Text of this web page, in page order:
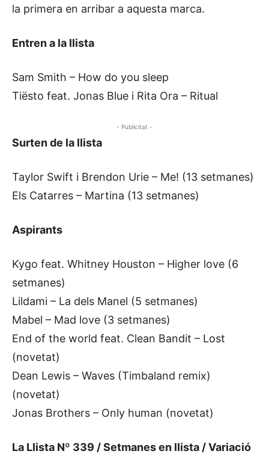
la primera en arribar a aquesta marca.
Entren a la llista
Sam Smith – How do you sleep
Tiësto feat. Jonas Blue i Rita Ora – Ritual
- Publicitat -
Surten de la llista
Taylor Swift i Brendon Urie – Me! (13 setmanes)
Els Catarres – Martina (13 setmanes)
Aspirants
Kygo feat. Whitney Houston – Higher love (6
setmanes)
Lildami – La dels Manel (5 setmanes)
Mabel – Mad love (3 setmanes)
End of the world feat. Clean Bandit – Lost
(novetat)
Dean Lewis – Waves (Timbaland remix)
(novetat)
Jonas Brothers – Only human (novetat)
La Llista Nº 339 / Setmanes en llista / Variació